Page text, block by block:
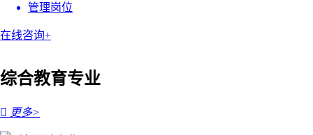
管理岗位
在线咨询+
综合教育专业
 更多>